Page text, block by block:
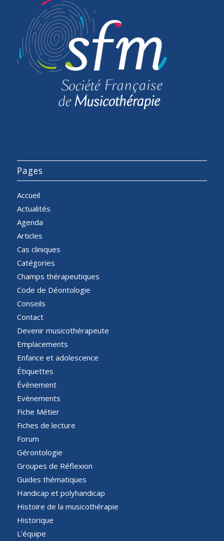
Pages
Accueil
Actualités
Agenda
Articles
Cas cliniques
Catégories
Champs thérapeutiques
Code de Déontologie
Conseils
Contact
Devenir musicothérapeute
Emplacements
Enfance et adolescence
Étiquettes
Évènement
Evènements
Fiche Métier
Fiches de lecture
Forum
Gérontologie
Groupes de Réflexion
Guides thématiques
Handicap et polyhandicap
Histoire de la musicothérapie
Historique
L’équipe